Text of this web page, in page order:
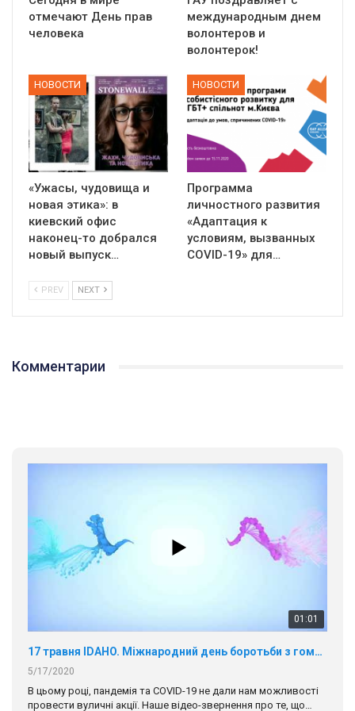
отмечают День прав
человека
международным днем
волонтеров и
волонтерок!
НОВОСТИ
«Ужасы, чудовища и
новая этика»: в
киевский офис
наконец-то добрался
новый выпуск…
НОВОСТИ
Программа
личностного развития
«Адаптация к
условиям, вызванных
СOVID-19» для…
PREV NEXT
Комментарии
01:01
17 травня IDAHO. Міжнародний день боротьби з гомофобією трансфобією і біфобія.
5/17/2020
В цьому році, пандемія та COVІD-19 не дали нам можливості
провести вуличні акції. Наше відео-звернення про те, що